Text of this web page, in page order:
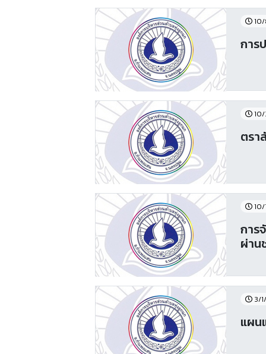
10/
การ
10/
ตรา
10/
การ
ผ่าน
3/
แผน